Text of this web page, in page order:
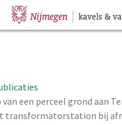
Hoofdpagina
een perceel grond aan
transformatorstation bij